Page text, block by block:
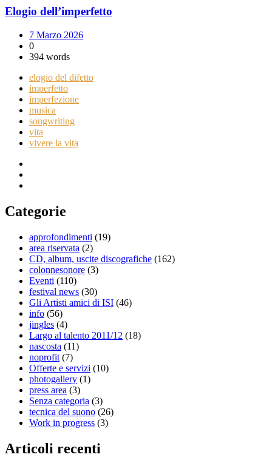
Elogio dell’imperfetto
7 Marzo 2026
0
394 words
elogio del difetto
imperfetto
imperfezione
musica
songwriting
vita
vivere la vita
Categorie
approfondimenti (19)
area riservata (2)
CD, album, uscite discografiche (162)
colonnesonore (3)
Eventi (110)
festival news (30)
Gli Artisti amici di ISI (46)
info (56)
jingles (4)
Largo al talento 2011/12 (18)
nascosta (11)
noprofit (7)
Offerte e servizi (10)
photogallery (1)
press area (3)
Senza categoria (3)
tecnica del suono (26)
Work in progress (3)
Articoli recenti